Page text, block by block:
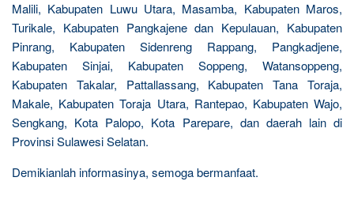
Malili, Kabupaten Luwu Utara, Masamba, Kabupaten Maros,
Turikale, Kabupaten Pangkajene dan Kepulauan, Kabupaten
Pinrang, Kabupaten Sidenreng Rappang, Pangkadjene,
Kabupaten Sinjai, Kabupaten Soppeng, Watansoppeng,
Kabupaten Takalar, Pattallassang, Kabupaten Tana Toraja,
Makale, Kabupaten Toraja Utara, Rantepao, Kabupaten Wajo,
Sengkang, Kota Palopo, Kota Parepare, dan daerah lain di
Provinsi Sulawesi Selatan.
Demikianlah informasinya, semoga bermanfaat.